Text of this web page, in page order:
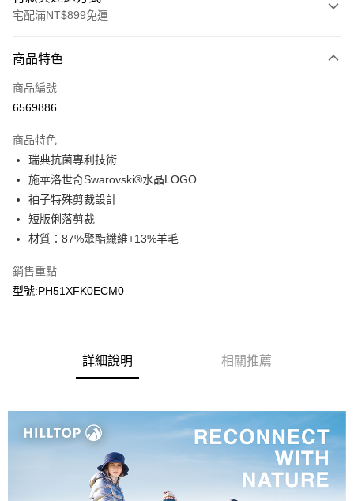
宅配滿NT$899免運
信用卡一次付款
LINE Pay
悠遊付
Google Pay
運送方式
每筆NT$90，滿NT$899(含以上)免運費
宅配(離島)
商品特色
商品編號
6569886
商品特色
瑞典抗菌專利技術
施華洛世奇Swarovski®水晶LOGO
袖子特殊剪裁設計
短版俐落剪裁
材質：87%聚酯纖維+13%羊毛
銷售重點
型號:PH51XFK0ECM0
詳細說明 相關推薦